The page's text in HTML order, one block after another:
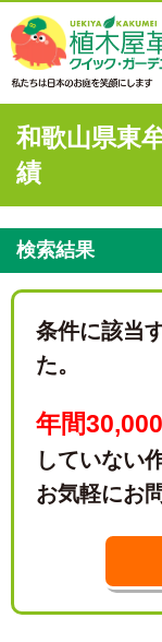
和歌山県東
績
検索結果
条件に該当
た。
年間
していない
お気軽にお